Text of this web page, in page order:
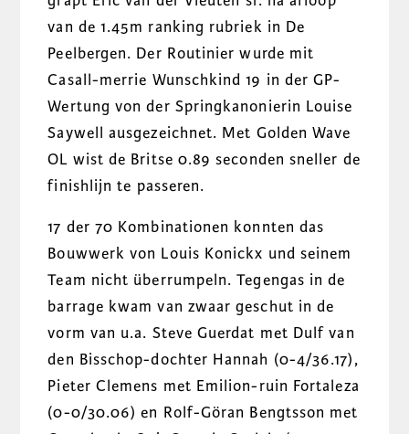
van de 1.45m ranking rubriek in De
Peelbergen. Der Routinier wurde mit
Casall-merrie Wunschkind 19 in der GP-
Wertung von der Springkanonierin Louise
Saywell ausgezeichnet. Met Golden Wave
OL wist de Britse 0.89 seconden sneller de
finishlijn te passeren.
17 der 70 Kombinationen konnten das
Bouwwerk von Louis Konickx und seinem
Team nicht überrumpeln. Tegengas in de
barrage kwam van zwaar geschut in de
vorm van u.a. Steve Guerdat met Dulf van
den Bisschop-dochter Hannah (0-4/36.17),
Pieter Clemens met Emilion-ruin Fortaleza
(0-0/30.06) en Rolf-Göran Bengtsson met